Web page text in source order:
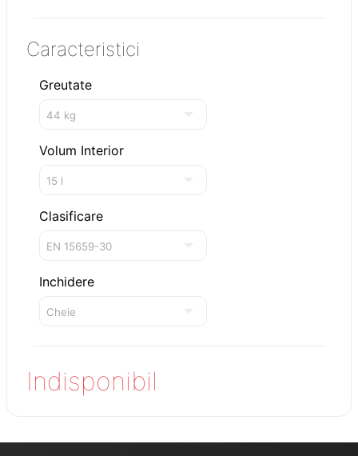
Caracteristici
Greutate
Volum Interior
Clasificare
Inchidere
Indisponibil